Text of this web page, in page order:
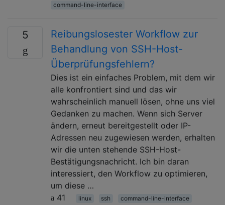
command-line-interface
5
Reibungslosester Workflow zur
Behandlung von SSH-Host-
Überprüfungsfehlern?
Dies ist ein einfaches Problem, mit dem wir
alle konfrontiert sind und das wir
wahrscheinlich manuell lösen, ohne uns viel
Gedanken zu machen. Wenn sich Server
ändern, erneut bereitgestellt oder IP-
Adressen neu zugewiesen werden, erhalten
wir die unten stehende SSH-Host-
Bestätigungsnachricht. Ich bin daran
interessiert, den Workflow zu optimieren,
um diese …
41
linux ssh
command-line-interface